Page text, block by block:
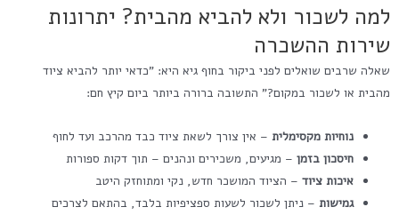
למה לשכור ולא להביא מהבית? יתרונות
שירות ההשכרה
שאלה שרבים שואלים לפני ביקור בחוף גיא היא: "כדאי יותר להביא ציוד
מהבית או לשכור במקום?" התשובה ברורה ביותר ביום קיץ חם:
נוחיות מקסימלית – אין צורך לשאת ציוד כבד מהרכב ועד לחוף
חיסכון בזמן – מגיעים, משכירים ונהנים – תוך דקות ספורות
איכות ציוד – הציוד המושכר חדש, נקי ומתוחזק היטב
גמישות – ניתן לשכור לשעות ספציפיות בלבד, בהתאם לצרכים